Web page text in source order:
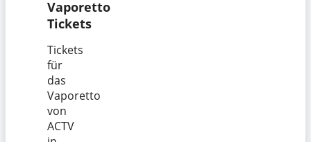
Vaporetto
Tickets
Tickets
für
das
Vaporetto
von
ACTV